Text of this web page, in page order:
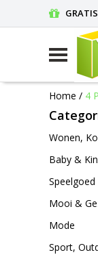
Home / 4
Wonen,
Baby &
Mooi &
Mode
Sport,